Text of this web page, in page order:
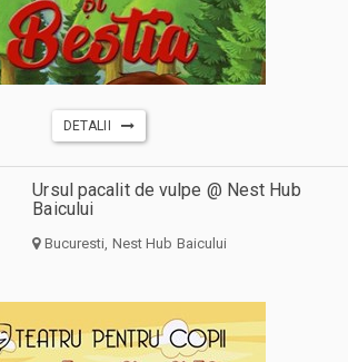
DETALII
Ursul pacalit de vulpe @ Nest Hub
Baicului
Bucuresti, Nest Hub Baicului